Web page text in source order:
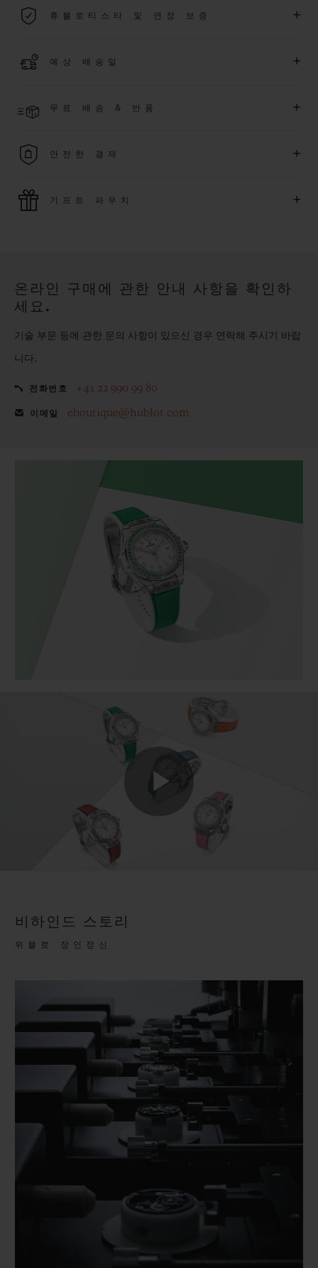
용됩니다.휴블로티스타 및 연장 보증 +
에 대해5 년 추가 워런티 혜택
또한 다양
더 알아보기
예상 배송일 +
다. *재고 상황에 따라 달라질 수 있습니다*.
무료 배송 & 반품 +
을 누려보세요
안전한 결제 +
모든 제품은 빠르고 안전하게 결제가 가능하며, 개인정보를 안
기프트 파우치 +
온라인 구매에 관한 안내 사항을 확인하
세요.
기술 부문 등에 관한 문의 사항이 있으신 경우 연락해 주시기 바랍
니다.
전화번호 +41 22 990 99 80
이메일 eboutique@hublot.com
Play
비하인드 스토리
위블로 장인정신